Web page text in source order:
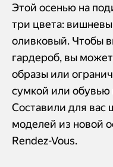
Этой осенью на
три цвета:
оливковый. Чтобы
гардероб, вы
образы или
сумкой или обувью
Составили для вас
моделей из новой
Rendez-Vous.